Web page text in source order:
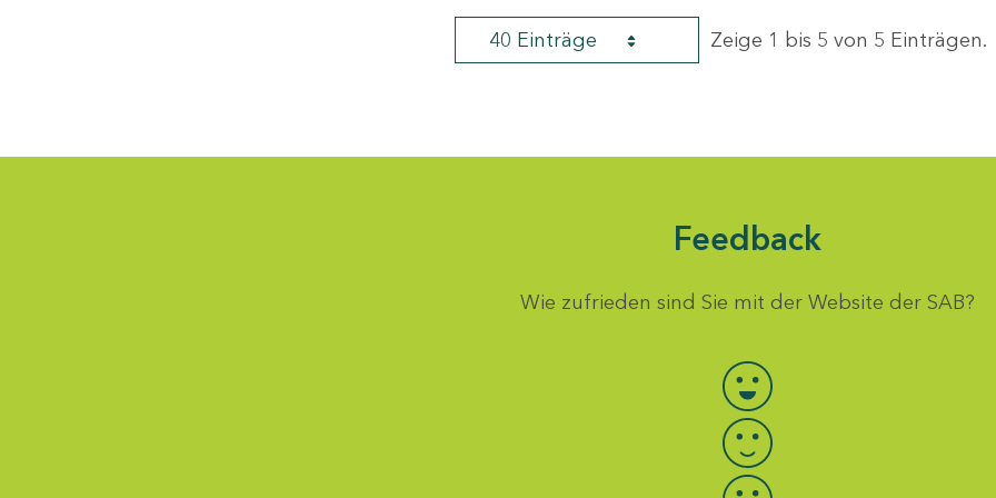
40 Einträge Zeige 1 bis 5 von 5 Einträgen.
Feedback
Wie zufrieden sind Sie mit der Website der SAB?
Bewertung auswählen